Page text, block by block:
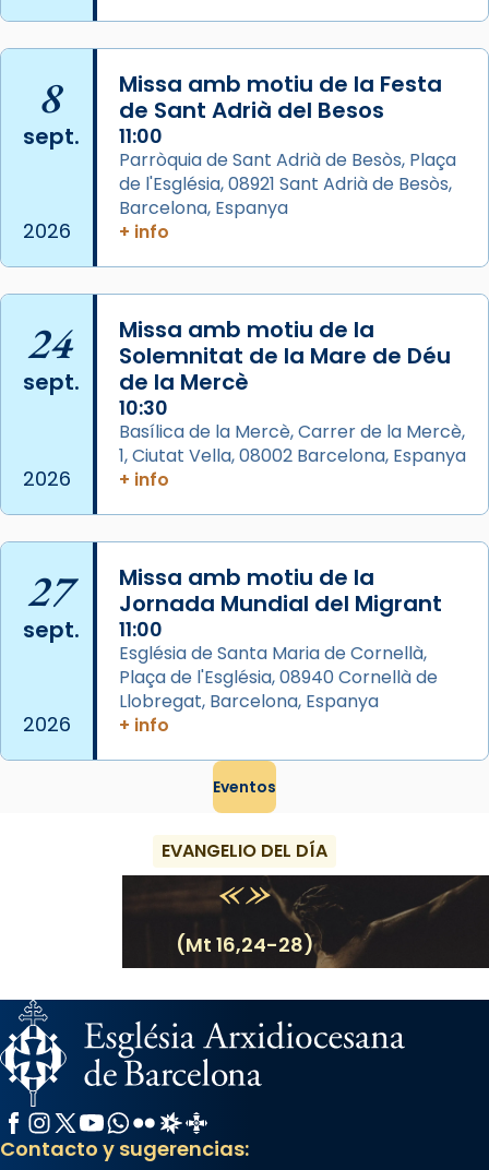
L’arquebisbe de Barcelona, el cardenal Joan
Josep Omella, ha presidit la missa i l’ha
concelebrat el bisbe auxiliar de Barcelona,
Mons. David Abadías.
📸 Dr. G. Simón
View on Facebook ·
Arquebisbat de Barcelona
Memòria de les santes Juliana i
Semproniana, verges i màrtirs.
Acompanyant la història de sant Cugat, a
partir de l’Edat Mitjana sorgeix la tradició
que les santes Juliana (“relatiu a Júlia”) i
que les santes són filles de l’antiga Iluro.
Mataró en reivindicarà les relíq
...Ver más
View on Facebook · Share
8
sept.
2026
Missa amb motiu de la Festa
de Sant Adrià del Besos
11:00
Parròquia de Sant Adrià de Besòs, Plaça
de l'Església, 08921 Sant Adrià de Besòs,
Barcelona, Espanya
+ info
24
sept.
2026
Missa amb motiu de la
Solemnitat de la Mare de Déu
de la Mercè
10:30
Basílica de la Mercè, Carrer de la Mercè,
1, Ciutat Vella, 08002 Barcelona, Espanya
+ info
27
sept.
2026
Missa amb motiu de la
Jornada Mundial del Migrant
11:00
Església de Santa Maria de Cornellà,
Plaça de l'Església, 08940 Cornellà de
Llobregat, Barcelona, Espanya
+ info
Eventos
EVANGELIO DEL DÍA
(Mt 16,24-28)
Facebook
Instagram
X / Twitter
YouTube
WhatsApp
FlickrRadio Estel
Catalunya Cristiana
Contacto y sugerencias: